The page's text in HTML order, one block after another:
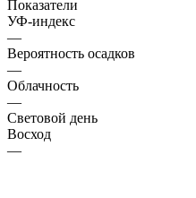
Показатели
УФ-индекс
—
Вероятность осадков
—
Облачность
—
Световой день
Восход
—